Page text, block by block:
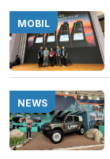
MOBIL
NEWS